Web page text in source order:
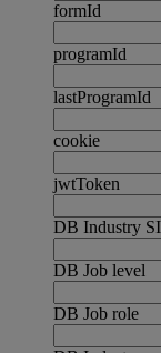
formId
programId
lastProgramId
cookie
jwtToken
DB Industry
DB Job level
DB Job role